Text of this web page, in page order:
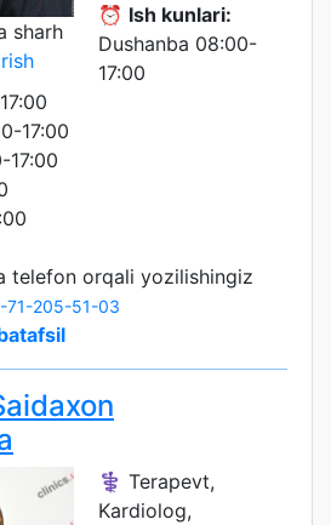
sharh
⏰ Ish kunlari:
Dushanba 08:00-
17:00
17:00
17:00
telefon orqali yozilishingiz
71-205-51-03
⚕️ Terapevt,
Kardiolog,